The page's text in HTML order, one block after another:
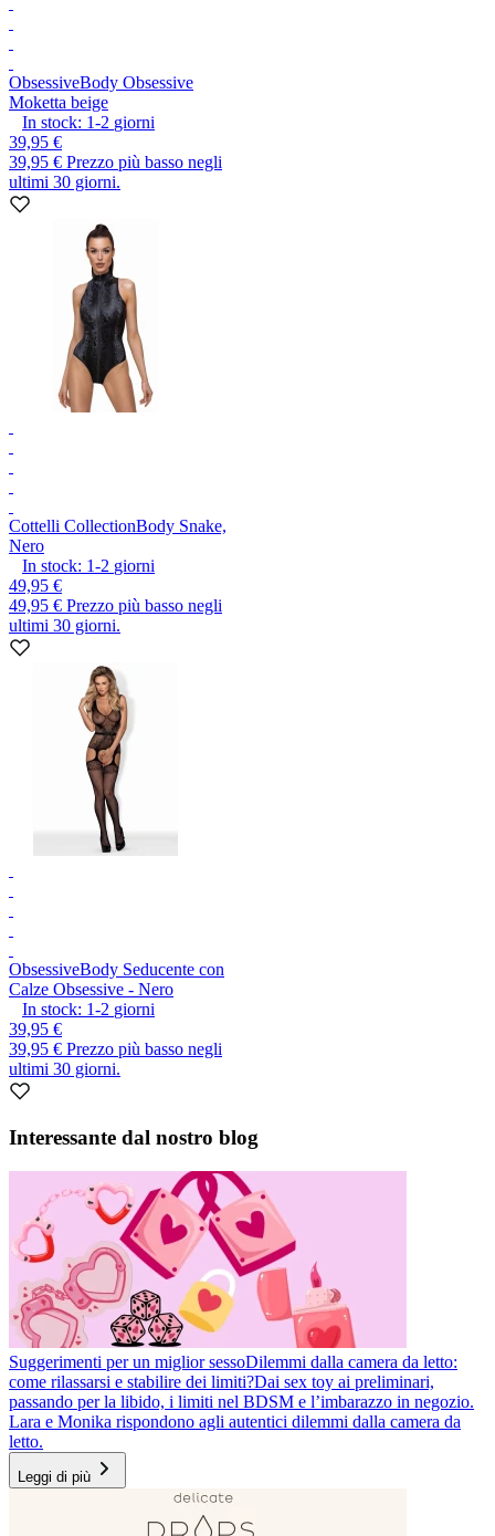
ObsessiveBody Obsessive
Moketta beige
In stock: 1-2 giorni
39,95 €
39,95 € Prezzo più basso negli
ultimi 30 giorni.
Cottelli CollectionBody Snake,
Nero
In stock: 1-2 giorni
49,95 €
49,95 € Prezzo più basso negli
ultimi 30 giorni.
ObsessiveBody Seducente con
Calze Obsessive - Nero
In stock: 1-2 giorni
39,95 €
39,95 € Prezzo più basso negli
ultimi 30 giorni.
Interessante dal nostro blog
Suggerimenti per un miglior sessoDilemmi dalla camera da letto:
come rilassarsi e stabilire dei limiti?Dai sex toy ai preliminari,
passando per la libido, i limiti nel BDSM e l’imbarazzo in negozio.
Lara e Monika rispondono agli autentici dilemmi dalla camera da
letto.
Leggi di più